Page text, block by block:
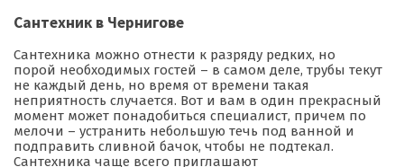
Сантехник в Чернигове
Сантехника можно отнести к разряду редких, но
порой необходимых гостей – в самом деле, трубы текут
не каждый день, но время от времени такая
неприятность случается. Вот и вам в один прекрасный
момент может понадобиться специалист, причем по
мелочи – устранить небольшую течь под ванной и
подправить сливной бачок, чтобы не подтекал.
Сантехника чаще всего приглашают